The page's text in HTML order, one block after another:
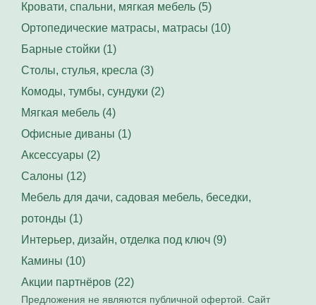
Кровати, спальни, мягкая мебель (5)
Ортопедические матрасы, матрасы (10)
Барные стойки (1)
Столы, стулья, кресла (3)
Комоды, тумбы, сундуки (2)
Мягкая мебель (4)
Офисные диваны (1)
Аксессуары (2)
Салоны (12)
Мебель для дачи, садовая мебель, беседки,
ротонды (1)
Интерьер, дизайн, отделка под ключ (9)
Камины (10)
Акции партнёров (22)
Предложения не являются публичной офертой. Сайт